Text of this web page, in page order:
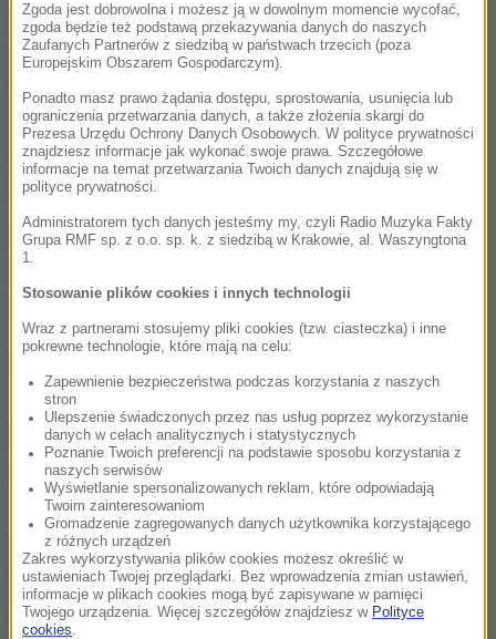
Koptowie stanowią około 10 proc. ludności Egiptu. W
większości poparli byłego dowódcę armii Abd el-
Fataha es-Sisiego, który w 2013 roku odsunął od
władzy demokratycznie wybranego prezydenta
Mohammeda Mursiego związanego z Bractwem
Muzułmańskim.
Sisi obiecuje wyeliminować religijny ekstremizm i
religijny.
Źródło: PAP
Tagi: Egipt
chcesz widzieć więcej artykułów od RMF24?
dodaj w
Google
Zgoda jest dobrowolna i możesz ją w dowolnym momencie wycofać,
zgoda będzie też podstawą przekazywania danych do naszych
Zaufanych Partnerów z siedzibą w państwach trzecich (poza
Europejskim Obszarem Gospodarczym).
Ponadto masz prawo żądania dostępu, sprostowania, usunięcia lub
ograniczenia przetwarzania danych, a także złożenia skargi do
Prezesa Urzędu Ochrony Danych Osobowych. W polityce prywatności
znajdziesz informacje jak wykonać swoje prawa. Szczegółowe
informacje na temat przetwarzania Twoich danych znajdują się w
polityce prywatności.
Administratorem tych danych jesteśmy my, czyli Radio Muzyka Fakty
Grupa RMF sp. z o.o. sp. k. z siedzibą w Krakowie, al. Waszyngtona
1.
Stosowanie plików cookies i innych technologii
Wraz z partnerami stosujemy pliki cookies (tzw. ciasteczka) i inne
pokrewne technologie, które mają na celu:
Zapewnienie bezpieczeństwa podczas korzystania z naszych
stron
Ulepszenie świadczonych przez nas usług poprzez wykorzystanie
danych w celach analitycznych i statystycznych
Poznanie Twoich preferencji na podstawie sposobu korzystania z
naszych serwisów
Wyświetlanie spersonalizowanych reklam, które odpowiadają
Twoim zainteresowaniom
Gromadzenie zagregowanych danych użytkownika korzystającego
z różnych urządzeń
Zakres wykorzystywania plików cookies możesz określić w
ustawieniach Twojej przeglądarki. Bez wprowadzenia zmian ustawień,
informacje w plikach cookies mogą być zapisywane w pamięci
Twojego urządzenia. Więcej szczegółów znajdziesz w Polityce
cookies